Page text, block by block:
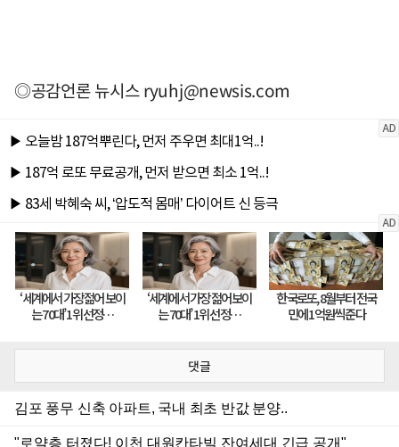
◎공감언론 뉴시스ryuhj@newsis.com
댓글